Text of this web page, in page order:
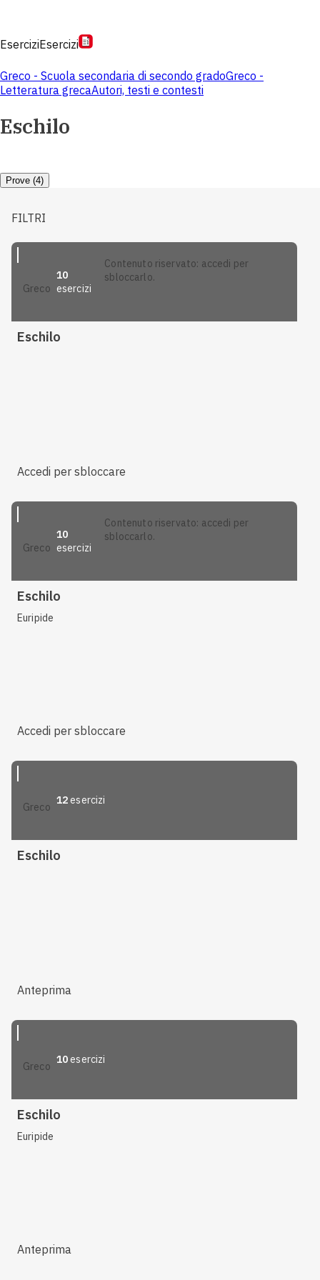
EserciziEsercizi
Greco - Scuola secondaria di secondo gradoGreco -
Letteratura grecaAutori, testi e contesti
Eschilo
Prove (4)
FILTRI
greco
10
esercizi
contenuto riservato: accedi per
sbloccarlo.
Eschilo
Accedi per sbloccare
greco
10
esercizi
contenuto riservato: accedi per
sbloccarlo.
Eschilo
Euripide
Accedi per sbloccare
greco
12 esercizi
Eschilo
Anteprima
greco
10 esercizi
Eschilo
Euripide
Anteprima